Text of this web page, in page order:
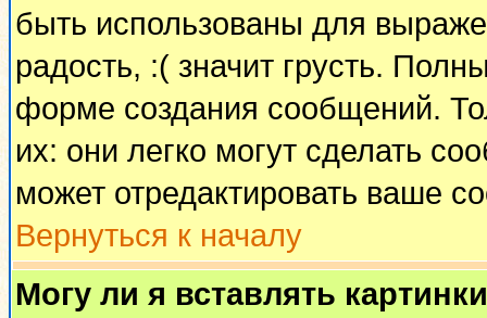
быть использованы для
радость, :( значит грусть.
форме создания сообщений.
их: они легко могут сделать
может отредактировать ваше
Вернуться к началу
Могу ли я вставлять